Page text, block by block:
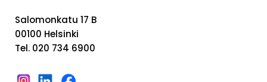
Salomonkatu 17 B
00100 Helsinki
Tel. 020 734 6900